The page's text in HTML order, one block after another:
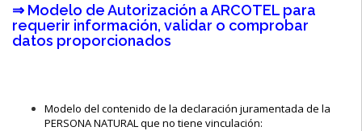
⇒ Modelo de Autorización a ARCOTEL para
requerir información, validar o comprobar
datos proporcionados
Modelo del contenido de la declaración juramentada de la
PERSONA NATURAL que no tiene vinculación: